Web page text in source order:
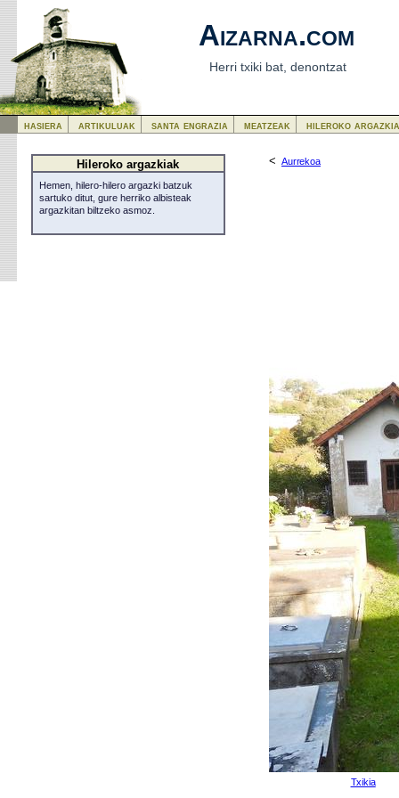
Aizarna.com
Herri txiki bat, denontzat
< Aurrekoa
Txikia
Hileroko argazkiak
Hemen, hilero-hilero argazki batzuk
sartuko ditut, gure herriko albisteak
argazkitan biltzeko asmoz.
hasiera artikuluak santa engrazia meatzeak hileroko